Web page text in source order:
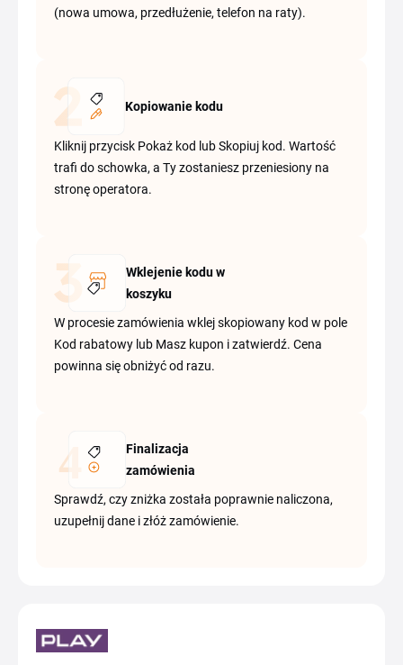
(nowa umowa, przedłużenie, telefon na raty).
Kopiowanie kodu
Kliknij przycisk Pokaż kod lub Skopiuj kod. Wartość
trafi do schowka, a Ty zostaniesz przeniesiony na
stronę operatora.
Wklejenie kodu w
koszyku
W procesie zamówienia wklej skopiowany kod w pole
Kod rabatowy lub Masz kupon i zatwierdź. Cena
powinna się obniżyć od razu.
Finalizacja
zamówienia
Sprawdź, czy zniżka została poprawnie naliczona,
uzupełnij dane i złóż zamówienie.